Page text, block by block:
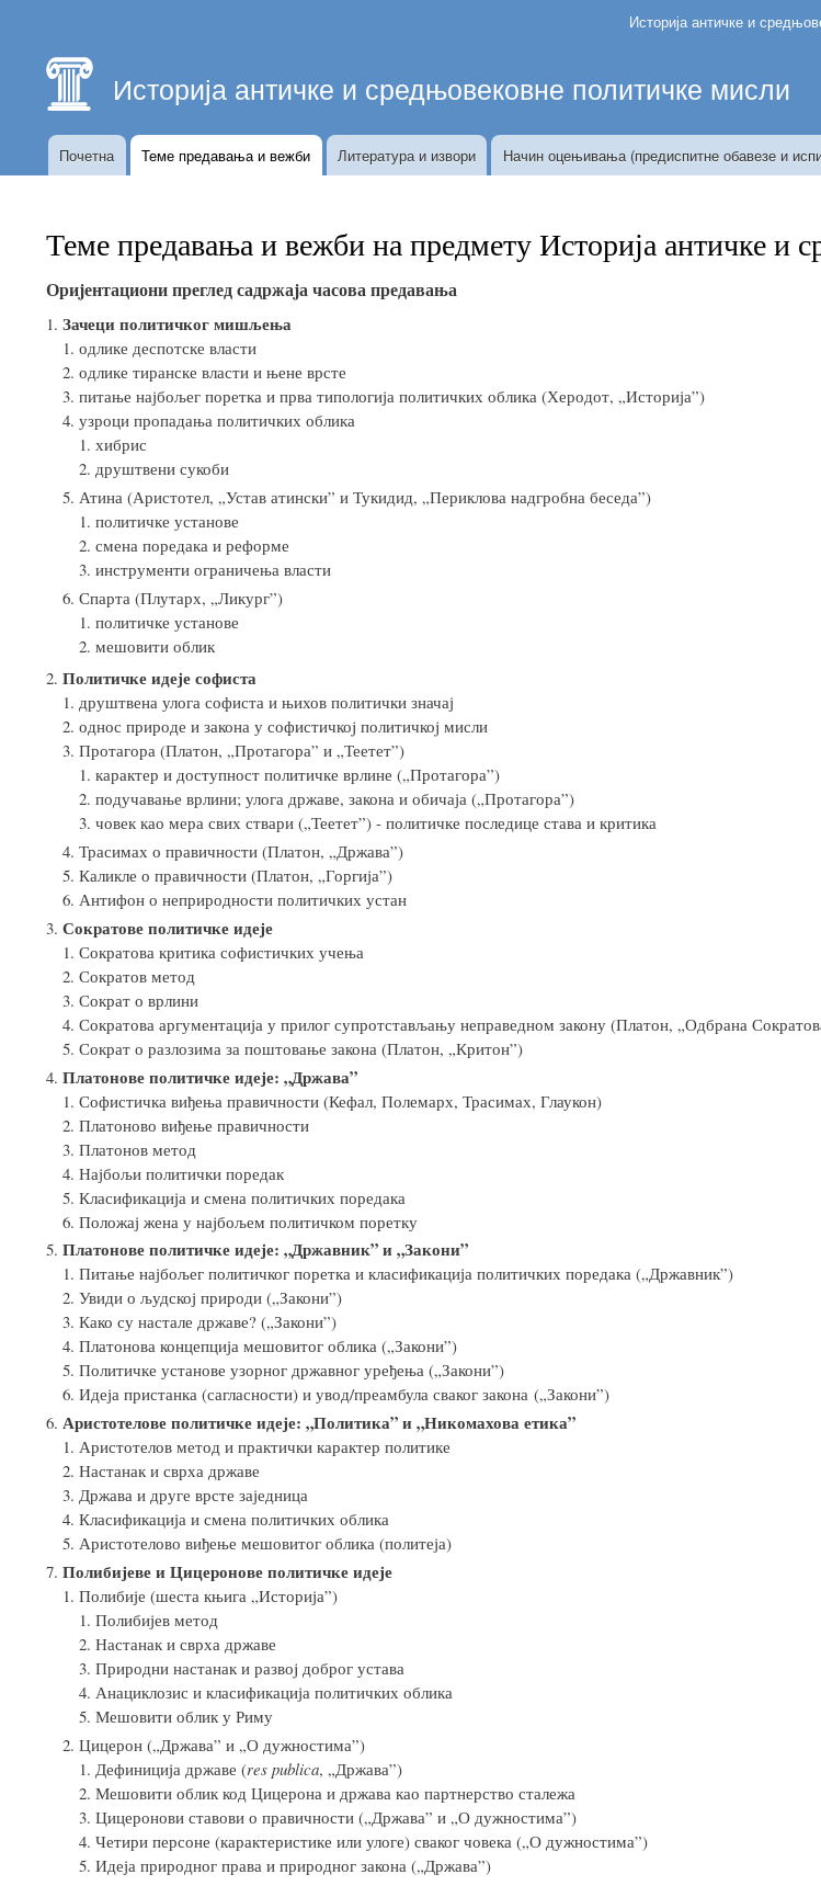
content
навигација
Историја античке и
Историја античке и средњовековне политичке мисли
Историја
средњовековне
мисли
Почетна Теме предавања и вежби Литература и извори Начин оцењивања (предиспитне обавезе и
Теме предавања и вежби на предмету Историја античке и
Ориjентациони преглед садржаjа часова предавања
Зачеци политичког мишљења
одлике деспотске власти
одлике тиранске власти и њене врсте
питање најбољег поретка и прва типологија политичких облика (Херодот, „Историја”)
узроци пропадања политичких облика
хибрис
друштвени сукоби
Атина (Аристотел, „Устав атински” и Тукидид, „Периклова надгробна беседа”)
политичке установе
смена поредака и реформе
инструменти ограничења власти
Спарта (Плутарх, „Ликург”)
политичке установе
мешовити облик
Политичке идеје софиста
​​​​друштвена улога софиста и њихов политички значај
однос природе и закона у софистичкоj политичкоj мисли
Протагора (Платон, „Протагора” и „Теетет”)
карактер и доступност политичке врлине („Протагора”)
подучавање врлини; улога државе, закона и обичаја („Протагора”)
човек као мера свих ствари („Теетет”) - политичке последице става и критика
Трасимах о правичности (Платон, „Држава”)
Каликле о правичности (Платон, „Горгија”)
Антифон о неприродности политичких устан
Сократове политичке идеје
Сократова критика софистичких учења
Сократов метод
Сократ о врлини
Сократова аргументација у прилог супротстављању неправедном закону (Платон, „Одбрана
Сократ о разлозима за поштовање закона (Платон, „Критон”)
Платонове политичке идеје: „Држава”
Софистичка виђења правичности (Кефал, Полемарх, Трасимах, Глаукон)
Платоново виђење правичности
Платонов метод
Најбољи политички поредак
Класификација и смена политичких поредака
Положај жена у наjбољем политичком поретку
Платонове политичке идеје: „Државник” и „Закони”
Питање најбољег политичког поретка и класификација политичких поредака („Државник”)
Увиди о људској природи („Закони”)
Како су настале државе? („Закони”)
Платонова концепција мешовитог облика („Закони”)
Политичке установе узорног државног уређења („Закони”)
Идеја пристанка (сагласности) и увод/преамбула сваког закона („Закони”)
Аристотелове политичке идеје: „Политика” и „Никомахова етика”
Аристотелов метод и практички карактер политике
Настанак и сврха државе
Држава и друге врсте заједница
Класификација и смена политичких облика
Аристотелово виђење мешовитог облика (политеја)
Полибијеве и Цицеронове политичке идеје
Полибије (шеста књига „Историја”)
Полибијев метод
Настанак и сврха државе
Природни настанак и развоj доброг устава
Анациклозис и класификација политичких облика
Мешовити облик у Риму
Цицерон („Држава” и „О дужностима”)
Дефиниција државе (res publica, „Држава”)
Мешовити облик код Цицерона и држава као партнерство сталежа
Цицеронови ставови о правичности („Држава” и „О дужностима”)
Четири персоне (карактеристике или улоге) сваког човека („О дужностима”)
Идеја природног права и природног закона („Држава”)